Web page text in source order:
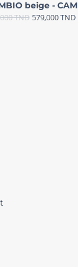
beige - CAM
TND 579,000TND